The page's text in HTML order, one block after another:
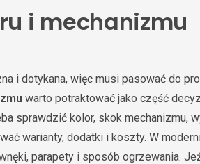
i mechanizmu
i dotykana, więc musi pasować do
warto potraktować jako część
sprawdzić kolor, skok mechanizmu,
warianty, dodatki i koszty. W
parapety i sposób ogrzewania.